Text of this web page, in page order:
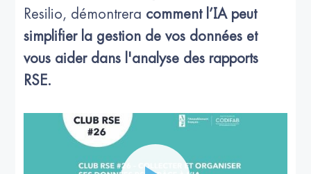
Resilio, démontrera comment l’IA peut
simplifier la gestion de vos données et
vous aider dans l'analyse des rapports
RSE.